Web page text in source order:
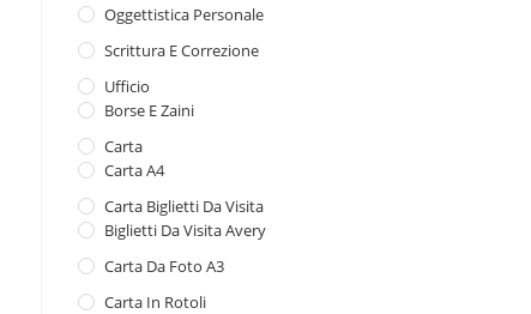
Oggettistica Personale
Scrittura E Correzione
Ufficio
Borse E Zaini
Carta
Carta A4
Carta Biglietti Da Visita
Biglietti Da Visita Avery
Carta Da Foto A3
Carta In Rotoli